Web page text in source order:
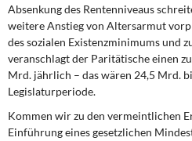
Absenkung des Rentenniveaus
weitere Anstieg von Altersarmut
des sozialen Existenzminimums und
veranschlagt der Paritätische einen
Mrd. jährlich – das wären 24,5 Mrd.
Legislaturperiode.
Kommen wir zu den vermeintlichen
Einführung eines gesetzlichen